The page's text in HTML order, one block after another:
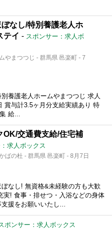
ぼなし/特別養護老人ホ
テイ - スポンサー：求人ボ
やまつつじ - 群馬県 邑楽町 - 7
養護老人ホームやまつつじ 求人
賞与計3.5ヶ月分支給実績あり 特
給...
OK/交通費支給/住宅補
求人ボックス
ばの杜 - 群馬県 邑楽町 - 8月7日
なし! 無資格&未経験の方も大歓
! 食事・排せつ・入浴などの身体
援をお願いいたし...
ポンサー：求人ボックス